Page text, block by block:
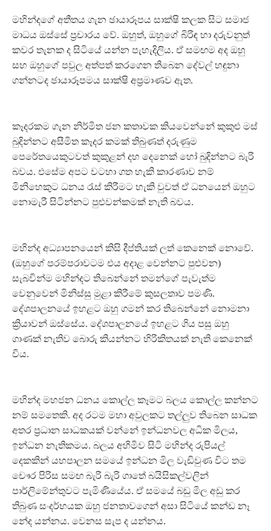
මහින්දගේ අතීතය ගැන ඡායාරූපය සාක්ෂි කලක සිට සමාජ
මාධය ඔස්සේ ප්‍රචාරය වේ. ඔහුත්, ඔහුගේ බිරිඳ හා දරුවනුත්
කවර තැනක ද සිටියේ යන්න පැහැදිලිය. ඒ සමඟම අද ඔහු
සහ ඔහුගේ පවුල අත්පත් කරගෙන තිබෙන දේවල් හඳුනා
ගන්නටද ඡායාරූපමය සාක්ෂි අප්‍රමාණව ඇත.
කෑදරකම ගැන නිර්මිත ජන කතාවක කියවෙන්නේ කුකුළු මස්
බුදින්නට අසීමිත කෑදර කමක් තිබුණත් දරුණුම
පෙරේතයෙකුටවත් කුකුළන් දහ දෙනෙක් හෝ බුදින්නට බැරි
බවය. එසේම අපට වටහා ගත හැකි කාරණාව නම්
මිනිහෙකුට ධනය රැස් කිරීමට හැකි වුවත් ඒ ධනයෙන් ඔහුට
නොමැරී සිටින්නට පුළුවන්කමක් නැති බවය.
මහින්ද අධ්‍යාපනයෙන් කිසි දීප්තියක් ලත් කෙනෙක් නොවේ.
(ඔහුගේ පරම්පරාවටම එය අදාළ වෙන්නට පුළුවන)
සැබවින්ම මහින්දට තිබෙන්නේ තමන්ගේ පැවැත්ම
වෙනුවෙන් මිනිස්සු මුළා කිරීමේ කුසලතාව පමණි.
දේශපාලනයේ ඉහළට ඔහු ගමන් කර තිබෙන්නේ නොමනා
ක්‍රියාවන් ඔස්සේය. දේශපාලනයේ ඉහළට ගිය පසු ඔහු
ගාණක් නැතිව බොරු කියන්නට හිරිකිතයක් නැති කෙනෙක්
විය.
මහින්ද මහජන ධනය කොල්ල කෑමට බලය කොල්ල කන්නට
නම් සමතෙකි. අද රටම මහා අවුලකට තල්ලුව තිබෙන සාධක
අතර ප්‍රධාන සාධකයක් වන්නේ ඉන්ධනවල අධික මිලය,
ඉන්ධන නැතිකමය. බලය අහිමිව සිටි මහින්ද රුපියල්
දෙකකින් යහපාලන සමයේ ඉන්ධන මිල වැඩිවුණ විට තම
චෞර පිරිස සමඟ බැරි බැරි ගාතේ බයිසිකල්වලින්
පාර්ලිමේන්තුවට පැමිණියේය. ඒ සමයේ බඩු මිල අඩු කර
තිබුණ සංදර්භයක ඔහු ජනතාවගෙන් අසා සිටියේ කන්ඩ නෑ
නේද යන්නය. වෙනස සැප ද යන්නය.